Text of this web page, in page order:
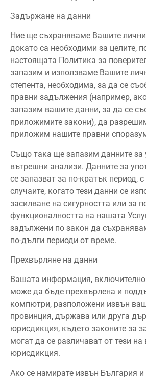
Задържане на данни
Ние ще съхраняваме Вашите
докато са необходими за целите,
настоящата Политика за
запазим и използваме Вашите
степента, необходима, за да се
правни задължения (например,
запазим вашите данни, за да се
приложимите закони), да
приложим нашите правни
Също така ще запазим данните за
вътрешни анализи. Данните за
се запазват за по-кратък период,
случаите, когато тези данни се
засилване на сигурността или за
функционалността на нашата
задължени по закон да
по-дълги периоди от време.
Прехвърляне на данни
Вашата информация, включително
може да бъде прехвърлена и
компютри, разположени извън
провинция, държава или друга
юрисдикция, където законите за
могат да се различават от тези
юрисдикция.
Ако се намирате извън България